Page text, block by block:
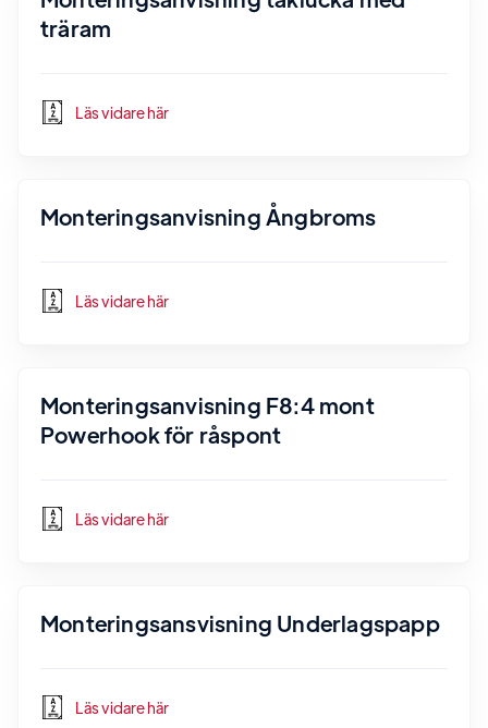
träram
Läs vidare här
Monteringsanvisning Ångbroms
Läs vidare här
Monteringsanvisning F8:4 mont
Powerhook för råspont
Läs vidare här
Monteringsansvisning Underlagspapp
Läs vidare här